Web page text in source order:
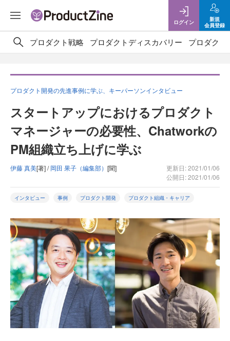
ログイン
新規
会員登録
プロダクト戦略 プロダクトディスカバリー プロダクト
プロダクト開発の先進事例に学ぶ、キーパーソンインタビュー
スタートアップにおけるプロダクト
マネージャーの必要性、Chatworkの
PM組織立ち上げに学ぶ
伊藤 真美[著] /岡田 果子（編集部） [聞]
更新日: 2021/01/06
公開日: 2021/01/06
インタビュー 事例 プロダクト開発 プロダクト組織・キャリア